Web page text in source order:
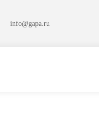
info@gapa.ru